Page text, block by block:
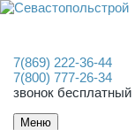
7(869) 222-36-44
7(800) 777-26-34
звонок бесплатный
Меню